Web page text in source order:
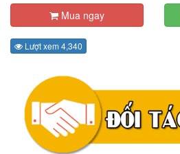
Mua ngay
Lượt xem 4,340